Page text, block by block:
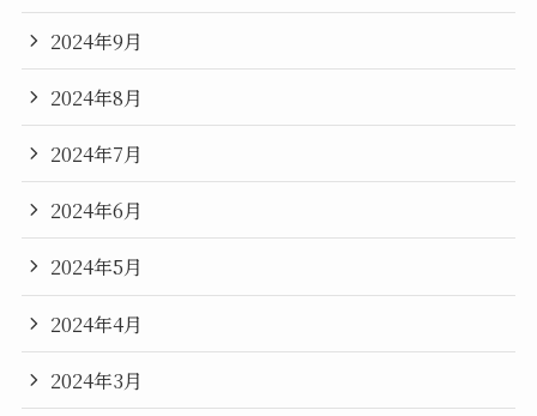
2024年9月
2024年8月
2024年7月
2024年6月
2024年5月
2024年4月
2024年3月